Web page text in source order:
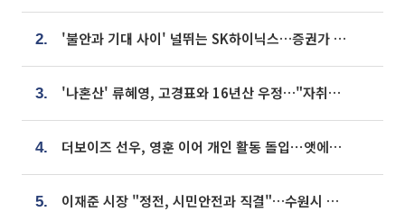
2. '불안과 기대 사이' 널뛰는 SK하이닉스…증권가 "HBM4·LTA 기반 펀터멘털 견고"
3. '나혼산' 류혜영, 고경표와 16년산 우정…"자취방서 부모님과 마주쳐"
4. 더보이즈 선우, 영훈 이어 개인 활동 돌입⋯앳에어리어와 전속계약
5. 이재준 시장 "정전, 시민안전과 직결"…수원시 비상대응체계 가동